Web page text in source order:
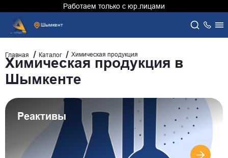
Работаем только с юр.лицами
Шымкент
Главная Каталог Химическая продукция
Химическая продукция в
Шымкенте
Реактивы